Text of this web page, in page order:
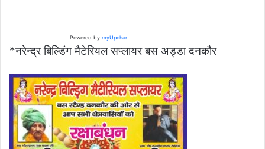
Powered bymyUpchar
*नरेन्द्र बिल्डिंग मैटेरियल सप्लायर बस अड्डा दनकौर